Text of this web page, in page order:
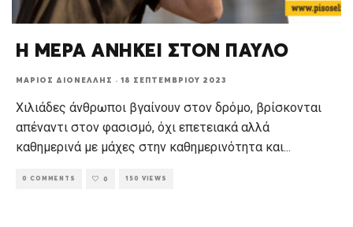
Η ΜΕΡΑ ΑΝΗΚΕΙ ΣΤΟΝ ΠΑΥΛΟ
ΜΆΡΙΟΣ ΔΙΟΝΈΛΛΗΣ · 18 ΣΕΠΤΕΜΒΡΊΟΥ 2023
Χιλιάδες άνθρωποι βγαίνουν στον δρόμο, βρίσκονται
απέναντι στον φασισμό, όχι επετειακά αλλά
καθημερινά με μάχες στην καθημερινότητα και...
0 COMMENTS 0 150 VIEWS